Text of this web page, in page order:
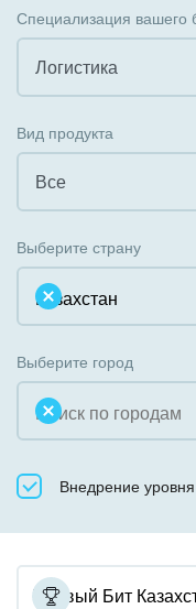
Внедрение КЭДО
Интеграция с 1С
Внедрение
Системное
Интернет-магазин
Крупные
Внедрение для
Внедрение для
Внедрение
Специализация вашего
Логистика
Государственные
Коммунальные
Некоммерческие,
Недвижимость,
Образование,
Общественно-
Охрана,
Промышленность
Вид продукта
Все
Облачный
Коробочная
Выберите страну
Выберите город
Внедрение
Первый Бит